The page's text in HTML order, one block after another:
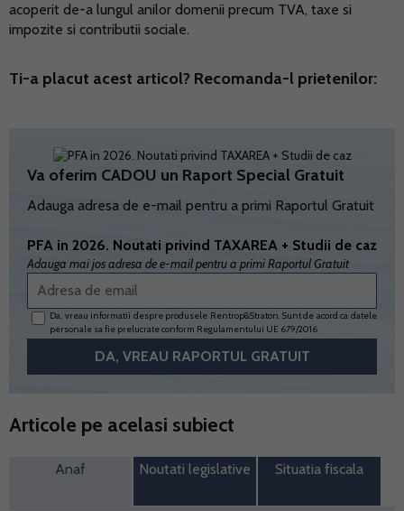
acoperit de-a lungul anilor domenii precum TVA, taxe si
impozite si contributii sociale.
Ti-a placut acest articol? Recomanda-l prietenilor:
Va oferim CADOU un Raport Special Gratuit
Adauga adresa de e-mail pentru a primi Raportul Gratuit
PFA in 2026. Noutati privind TAXAREA + Studii de caz
Adauga mai jos adresa de e-mail pentru a primi Raportul Gratuit
Da, vreau informatii despre produsele Rentrop&Straton. Sunt de acord ca datele
personale sa fie prelucrate conform Regulamentului UE 679/2016
Articole pe acelasi subiect
Anaf Noutati legislative Situatia fiscala